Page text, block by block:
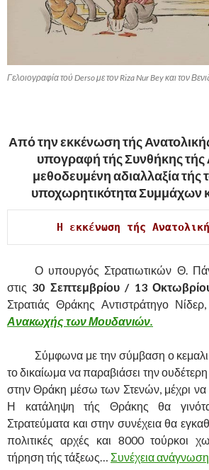
Γελοιογραφία τού Derso με τον Riza Nur Bey και τον
Από την εκκένωση τής
υπογραφή τής Συνθήκης
μεθοδευμένη αδιαλλαξία τής
υποχωρητικότητα Συμμάχων
Η εκκένωση τής
Ο υπουργός Στρατιωτικών Θ.
στις 30 Σεπτεμβρίου / 13
Στρατιάς Θράκης Αντιστράτηγο
Ανακωχής των Μουδανιών.
Σύμφωνα με την σύμβαση ο
το δικαίωμα να παραβιάσει την
στην Θράκη μέσω των Στενών, μέχρι να
Η κατάληψη τής Θράκης θα
Στρατεύματα και στην συνέχεια θα
πολιτικές αρχές και 8000 τούρκοι
τήρηση τής τάξεως… Συνέχεια